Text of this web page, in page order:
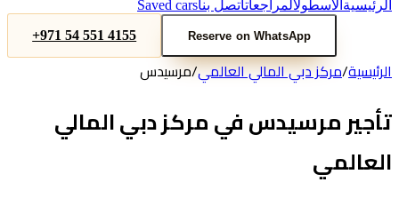
الرئيسية الأسطولالمراجعاتاتصل بناSaved cars
+971 54 551 4155
Reserve on WhatsApp
الرئيسية/مركز دبي المالي العالمي/مرسيدس
تأجير مرسيدس في مركز دبي المالي
العالمي